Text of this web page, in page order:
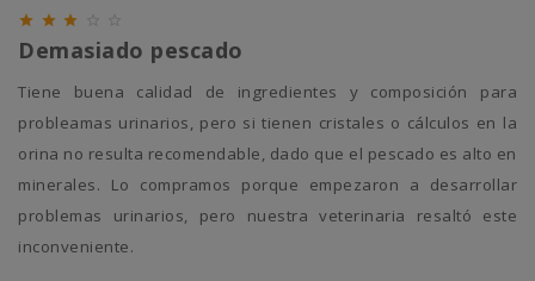
  
Demasiado pescado
Tiene buena calidad de ingredientes y composición para
probleamas urinarios, pero si tienen cristales o cálculos en la
orina no resulta recomendable, dado que el pescado es alto en
minerales. Lo compramos porque empezaron a desarrollar
problemas urinarios, pero nuestra veterinaria resaltó este
inconveniente.